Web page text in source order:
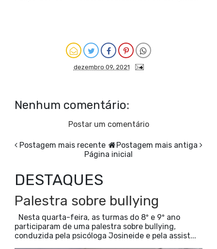
dezembro 09, 2021
Nenhum comentário:
Postar um comentário
Postagem mais recente
Postagem mais antiga
Página inicial
DESTAQUES
Palestra sobre bullying
Nesta quarta-feira, as turmas do 8º e 9º ano
participaram de uma palestra sobre bullying,
conduzida pela psicóloga Josineide e pela assist...